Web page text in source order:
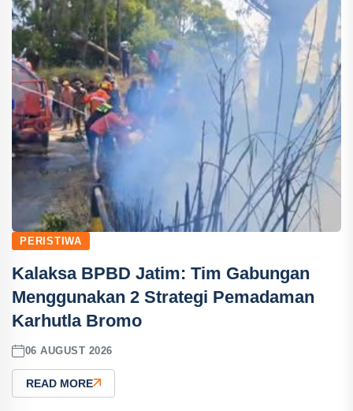
PERISTIWA
Kalaksa BPBD Jatim: Tim Gabungan
Menggunakan 2 Strategi Pemadaman
Karhutla Bromo
06 AUGUST 2026
READ MORE